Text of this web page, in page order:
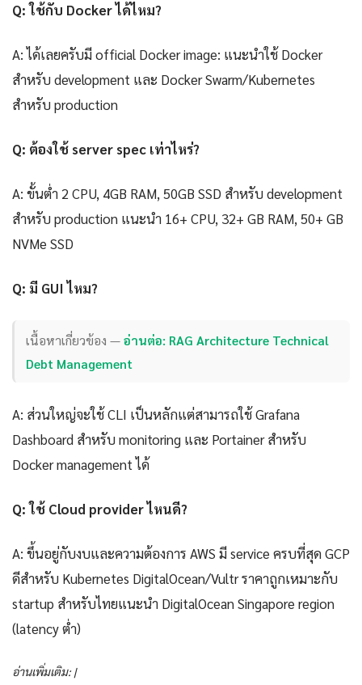
Q: ใช้กับ Docker ได้ไหม?
A: ได้เลยครับมี official Docker image: แนะนำใช้ Docker
สำหรับ development และ Docker Swarm/Kubernetes
สำหรับ production
Q: ต้องใช้ server spec เท่าไหร่?
A: ขั้นต่ำ 2 CPU, 4GB RAM, 50GB SSD สำหรับ development
สำหรับ production แนะนำ 16+ CPU, 32+ GB RAM, 50+ GB
NVMe SSD
Q: มี GUI ไหม?
เนื้อหาเกี่ยวข้อง —อ่านต่อ: RAG Architecture Technical
Debt Management
A: ส่วนใหญ่จะใช้ CLI เป็นหลักแต่สามารถใช้ Grafana
Dashboard สำหรับ monitoring และ Portainer สำหรับ
Docker management ได้
Q: ใช้ Cloud provider ไหนดี?
A: ขึ้นอยู่กับงบและความต้องการ AWS มี service ครบที่สุด GCP
ดีสำหรับ Kubernetes DigitalOcean/Vultr ราคาถูกเหมาะกับ
startup สำหรับไทยแนะนำ DigitalOcean Singapore region
(latency ต่ำ)
อ่านเพิ่มเติม: |